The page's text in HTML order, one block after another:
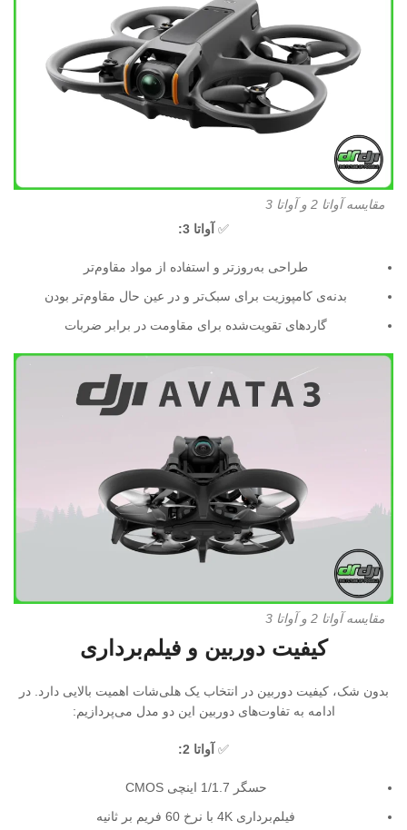
مقایسه آواتا 2 و آواتا 3
✅ آواتا 3:
طراحی به‌روزتر و استفاده از مواد مقاوم‌تر
بدنه‌ی کامپوزیت برای سبک‌تر و در عین حال مقاوم‌تر بودن
گاردهای تقویت‌شده برای مقاومت در برابر ضربات
مقایسه آواتا 2 و آواتا 3
کیفیت دوربین و فیلم‌برداری
بدون شک، کیفیت دوربین در انتخاب یک هلی‌شات اهمیت بالایی دارد. در
ادامه به تفاوت‌های دوربین این دو مدل می‌پردازیم:
✅ آواتا 2:
حسگر 1/1.7 اینچی CMOS
فیلم‌برداری 4K با نرخ 60 فریم بر ثانیه